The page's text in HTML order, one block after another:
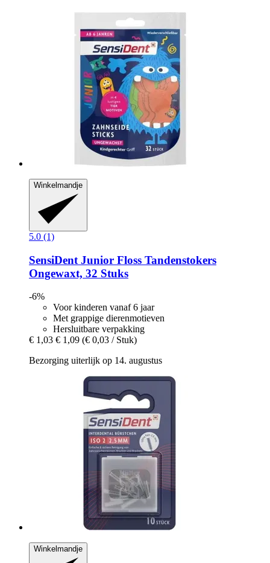
Winkelmandje
5.0 (1)
SensiDent Junior Floss Tandenstokers
Ongewaxt, 32 Stuks
-6%
Voor kinderen vanaf 6 jaar
Met grappige dierenmotieven
Hersluitbare verpakking
€ 1,03 € 1,09 (€ 0,03 / Stuk)
Bezorging uiterlijk op 14. augustus
Winkelmandje